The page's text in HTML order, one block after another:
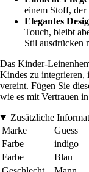
einem Stoff,
Elegantes
Touch, bleibt
Stil ausdrücken
Das Kinder-
Kindes zu
vereint. Fügen Sie
wie es mit Vertrauen
Zusätzliche
Marke
Guess
Farbe
indigo
Farbe
Blau